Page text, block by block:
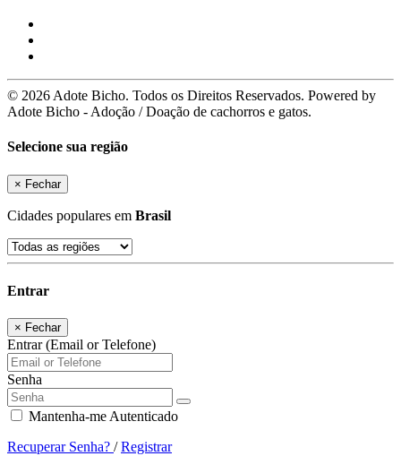
© 2026 Adote Bicho. Todos os Direitos Reservados. Powered by
Adote Bicho - Adoção / Doação de cachorros e gatos.
Selecione sua região
× Fechar
Cidades populares em Brasil
Entrar
× Fechar
Entrar (Email or Telefone)
Senha
Mantenha-me Autenticado
Recuperar Senha? /Registrar